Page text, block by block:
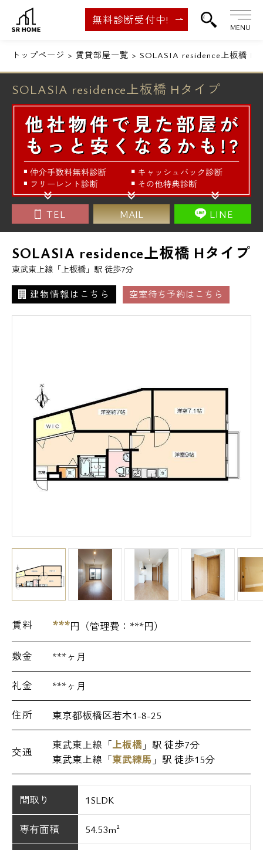
無料診断受付中!
MENU
トップページ 賃貸部屋一覧 SOLASIA residence上板橋 H
SOLASIA residence上板橋 Hタイプ
TEL MAIL LINE
SOLASIA residence上板橋 Hタイプ
東武東上線「上板橋」駅 徒歩7分
建物情報はこちら 空室待ち予約はこちら
賃料 ***円（管理費： ***円）
敷金 ***ヶ月
礼金 ***ヶ月
住所 東京都板橋区若木1-8-25
交通
東武東上線「上板橋 」駅 徒歩7分
東武東上線「東武練馬 」駅 徒歩15分
間取り 1SLDK
専有面積 54.53m²